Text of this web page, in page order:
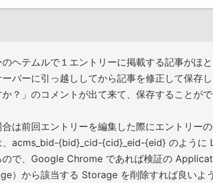
ヘテムルで１エントリーに掲載する記事がほ
バーに引っ越ししてから記事を修正して保存
？」のコメントが出て来て、保存することがで
は前回エントリーを編集した際にエントリー
、acms_bid-{bid}_cid-{cid}_eid-{eid} のよう
ので、Google Chrome であれば検証の
）から該当する Storage を削除すれば良いよ